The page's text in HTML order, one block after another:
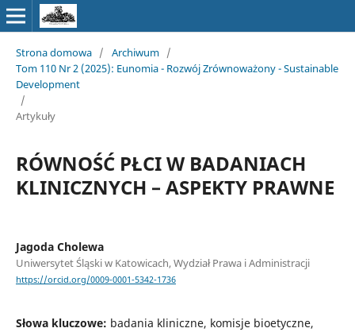
Strona domowa / Archiwum /
Tom 110 Nr 2 (2025): Eunomia - Rozwój Zrównoważony - Sustainable
Development
/
Artykuły
RÓWNOŚĆ PŁCI W BADANIACH
KLINICZNYCH – ASPEKTY PRAWNE
Jagoda Cholewa
Uniwersytet Śląski w Katowicach, Wydział Prawa i Administracji
https://orcid.org/0009-0001-5342-1736
Słowa kluczowe: badania kliniczne, komisje bioetyczne,